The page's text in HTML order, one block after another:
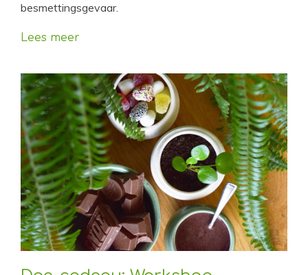
besmettingsgevaar.
Lees meer